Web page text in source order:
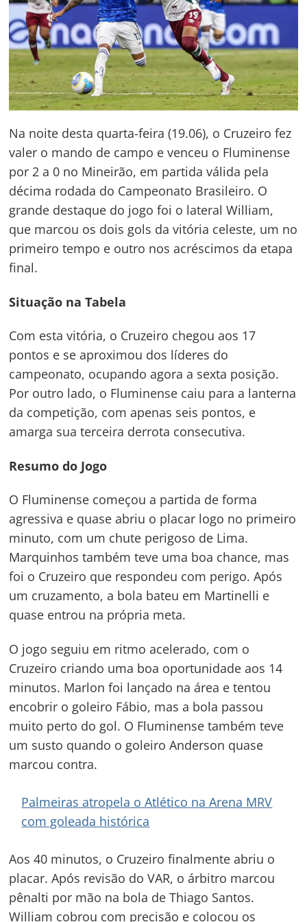
Na noite desta quarta-feira (19.06), o Cruzeiro fez
valer o mando de campo e venceu o Fluminense
por 2 a 0 no Mineirão, em partida válida pela
décima rodada do Campeonato Brasileiro. O
grande destaque do jogo foi o lateral William,
que marcou os dois gols da vitória celeste, um no
primeiro tempo e outro nos acréscimos da etapa
final.
Situação na Tabela
Com esta vitória, o Cruzeiro chegou aos 17
pontos e se aproximou dos líderes do
campeonato, ocupando agora a sexta posição.
Por outro lado, o Fluminense caiu para a lanterna
da competição, com apenas seis pontos, e
amarga sua terceira derrota consecutiva.
Resumo do Jogo
O Fluminense começou a partida de forma
agressiva e quase abriu o placar logo no primeiro
minuto, com um chute perigoso de Lima.
Marquinhos também teve uma boa chance, mas
foi o Cruzeiro que respondeu com perigo. Após
um cruzamento, a bola bateu em Martinelli e
quase entrou na própria meta.
O jogo seguiu em ritmo acelerado, com o
Cruzeiro criando uma boa oportunidade aos 14
minutos. Marlon foi lançado na área e tentou
encobrir o goleiro Fábio, mas a bola passou
muito perto do gol. O Fluminense também teve
um susto quando o goleiro Anderson quase
marcou contra.
Palmeiras atropela o Atlético na Arena MRV
com goleada histórica
Aos 40 minutos, o Cruzeiro finalmente abriu o
placar. Após revisão do VAR, o árbitro marcou
pênalti por mão na bola de Thiago Santos.
William cobrou com precisão e colocou os